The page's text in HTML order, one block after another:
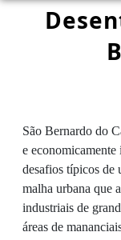
São Bernardo do
e
desafios típicos de
malha urbana que
industriais de
áreas de